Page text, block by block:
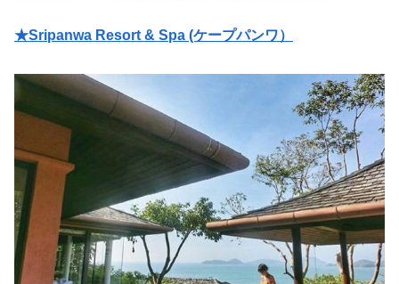
★Sripanwa Resort & Spa (ケープパンワ）